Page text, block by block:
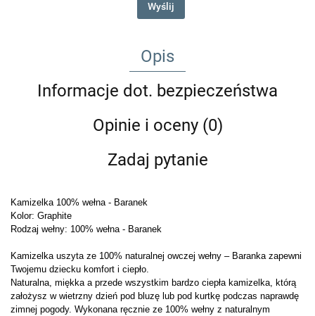
Wyślij
Opis
Informacje dot. bezpieczeństwa
Opinie i oceny (0)
Zadaj pytanie
Kamizelka 100% wełna - Baranek
Kolor: Graphite
Rodzaj wełny: 100% wełna - Baranek
Kamizelka uszyta ze 100% naturalnej owczej wełny – Baranka zapewni
Twojemu dziecku komfort i ciepło.
Naturalna, miękka a przede wszystkim bardzo ciepła kamizelka, którą
założysz w wietrzny dzień pod bluzę lub pod kurtkę podczas naprawdę
zimnej pogody. Wykonana ręcznie ze 100% wełny z naturalnym